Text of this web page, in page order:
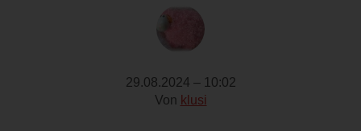
29.08.2024 – 10:02
Von klusi